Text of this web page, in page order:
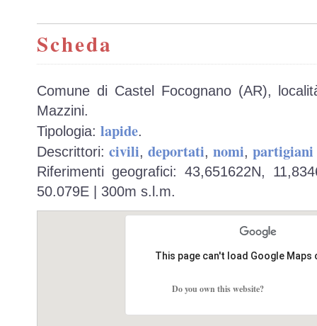
Scheda
Comune di Castel Focognano (AR),
Mazzini.
Tipologia: lapide.
Descrittori: civili, deportati, nomi,
Riferimenti geografici: 43,651622N,
50.079E | 300m s.l.m.
This page can't load Google
Do you own this website?